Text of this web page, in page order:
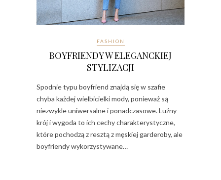
FASHION
BOYFRIENDY W ELEGANCKIEJ
STYLIZACJI
Spodnie typu boyfriend znajdą się w szafie
chyba każdej wielbicielki mody, ponieważ są
niezwykle uniwersalne i ponadczasowe. Luźny
krój i wygoda to ich cechy charakterystyczne,
które pochodzą z resztą z męskiej garderoby, ale
boyfriendy wykorzystywane…